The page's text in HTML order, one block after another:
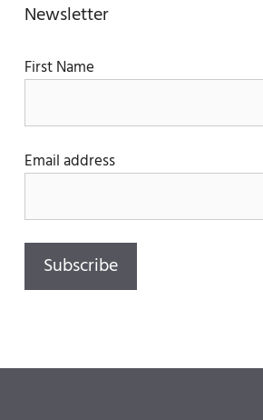
Newsletter
First Name
Email address